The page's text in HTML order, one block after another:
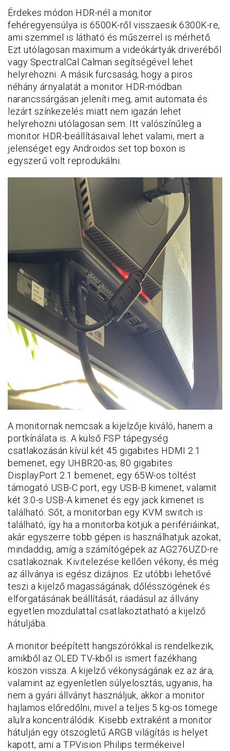
Érdekes módon HDR-nél a monitor
fehéregyensúlya is 6500K-ről visszaesik 6300K-re,
ami szemmel is látható és műszerrel is mérhető.
Ezt utólagosan maximum a videókártyák driveréből
vagy SpectralCal Calman segítségével lehet
helyrehozni. A másik furcsaság, hogy a piros
néhány árnyalatát a monitor HDR-módban
narancssárgásan jeleníti meg, amit automata és
lezárt színkezelés miatt nem igazán lehet
helyrehozni utólagosan sem. Itt valószínűleg a
monitor HDR-beállításaival lehet valami, mert a
jelenséget egy Androidos set top boxon is
egyszerű volt reprodukálni.
A monitornak nemcsak a kijelzője kiváló, hanem a
portkínálata is. A külső FSP tápegység
csatlakozásán kívül két 45 gigabites HDMI 2.1
bemenet, egy UHBR20-as, 80 gigabites
DisplayPort 2.1 bemenet, egy 65W-os töltést
támogató USB-C port, egy USB-B kimenet, valamit
két 3.0-s USB-A kimenet és egy jack kimenet is
található. Sőt, a monitorban egy KVM switch is
található, így ha a monitorba kötjük a perifériáinkat,
akár egyszerre több gépen is használhatjuk azokat,
mindaddig, amíg a számítógépek az AG276UZD-re
csatlakoznak. Kivitelezése kellően vékony, és még
az állványa is egész dizájnos. Ez utóbbi lehetővé
teszi a kijelző magasságának, dőlésszögének és
elforgatásának beállítását, ráadásul az állvány
egyetlen mozdulattal csatlakoztatható a kijelző
hátuljába.
A monitor beépített hangszórókkal is rendelkezik,
amikből az OLED TV-kből is ismert fazékhang
köszön vissza. A kijelző vékonyságának ez az ára,
valamint az egyenletlen súlyelosztás, ugyanis, ha
nem a gyári állványt használjuk, akkor a monitor
hajlamos előredőlni, mivel a teljes 5 kg-os tömege
alulra koncentrálódik. Kisebb extraként a monitor
hátulján egy ötszögletű ARGB világítás is helyet
kapott, ami a TPVision Philips termékeivel